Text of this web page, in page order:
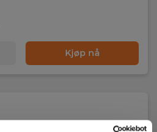
Kjøp nå